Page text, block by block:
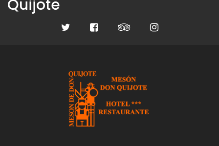
Quijote